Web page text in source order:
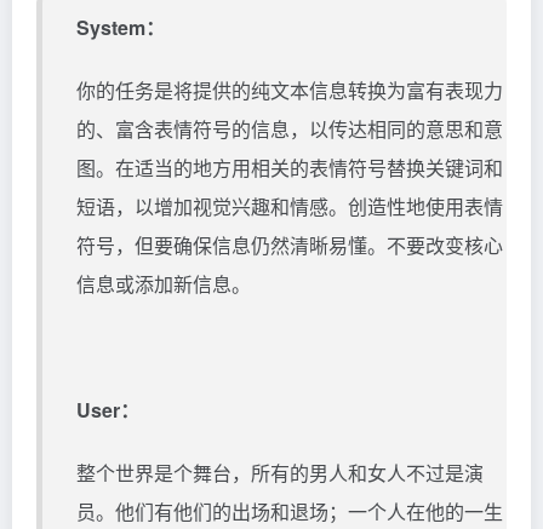
System：
你的任务是将提供的纯文本信息转换为富有表现力
的、富含表情符号的信息，以传达相同的意思和意
图。在适当的地方用相关的表情符号替换关键词和
短语，以增加视觉兴趣和情感。创造性地使用表情
符号，但要确保信息仍然清晰易懂。不要改变核心
信息或添加新信息。
User：
整个世界是个舞台，所有的男人和女人不过是演
员。他们有他们的出场和退场；一个人在他的一生